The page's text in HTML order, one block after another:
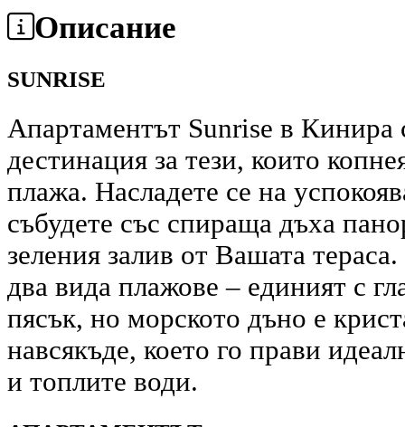
Описание
SUNRISE
Апартаментът Sunrise в Кинира
дестинация за тези, които
плажа. Насладете се на
събудете със спираща дъха
зеления залив от Вашата
два вида плажове – единият с
пясък, но морското дъно е
навсякъде, което го прави
и топлите води.